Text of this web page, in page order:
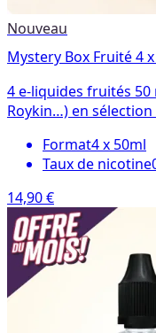
Nouveau
Mystery Box Fruité 4
4 e-liquides fruités
Roykin…) en
Format4 x 50ml
Taux de nicotine
14,90 €